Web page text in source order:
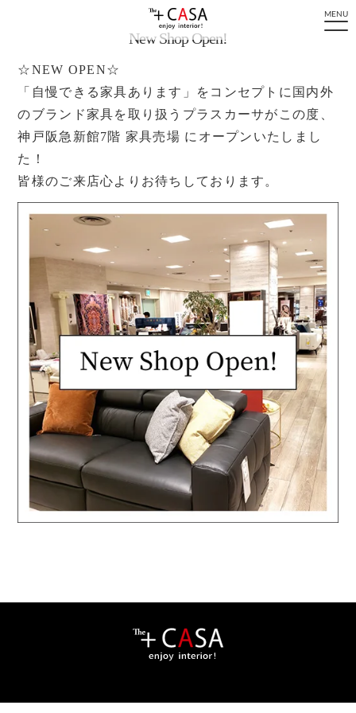
MENU
New Shop Open!
☆NEW OPEN☆
「自慢できる家具あります」をコンセプトに国内外
のブランド家具を取り扱うプラスカーサがこの度、
神戸阪急新館7階 家具売場 にオープンいたしまし
た！
皆様のご来店心よりお待ちしております。